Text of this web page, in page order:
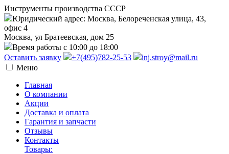
Инструменты производства СССР
Юридический адрес: Москва, Белореченская улица, 43,
офис 4
Москва, ул Братеевская, дом 25
Время работы с 10:00 до 18:00
Оставить заявку
+7(495)782-25-53
inj.stroy@mail.ru
Меню
Главная
О компании
Акции
Доставка и оплата
Гарантия и запчасти
Отзывы
Контакты
Товары: